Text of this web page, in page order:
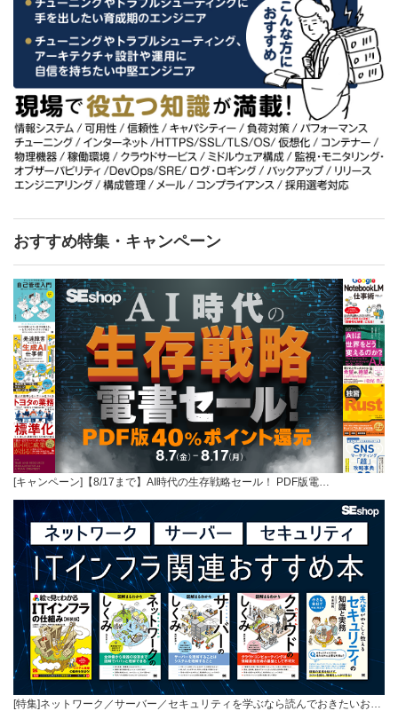
おすすめ特集・キャンペーン
[キャンペーン]【8/17まで】AI時代の生存戦略セール！ PDF版電…
[特集]ネットワーク／サーバー／セキュリティを学ぶなら読んでおきたいお…